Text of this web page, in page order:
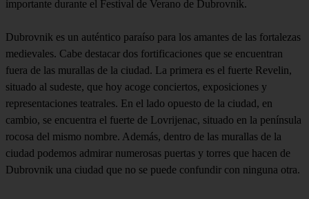
importante durante el Festival de Verano de Dubrovnik.
Dubrovnik es un auténtico paraíso para los amantes de las fortalezas
medievales. Cabe destacar dos fortificaciones que se encuentran
fuera de las murallas de la ciudad. La primera es el fuerte Revelin,
situado al sudeste, que hoy acoge conciertos, exposiciones y
representaciones teatrales. En el lado opuesto de la ciudad, en
cambio, se encuentra el fuerte de Lovrijenac, situado en la península
rocosa del mismo nombre. Además, dentro de las murallas de la
ciudad podemos admirar numerosas puertas y torres que hacen de
Dubrovnik una ciudad que no se puede confundir con ninguna otra.